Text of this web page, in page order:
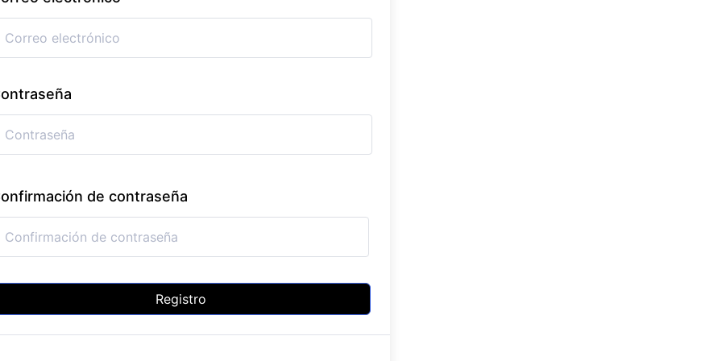
de contraseña
Registro